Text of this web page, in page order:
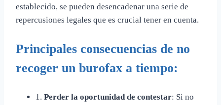
establecido, se pueden desencadenar una serie de
repercusiones legales que es crucial tener en cuenta.
Principales consecuencias de no
recoger un burofax a tiempo:
1. Perder la oportunidad de contestar: Si no